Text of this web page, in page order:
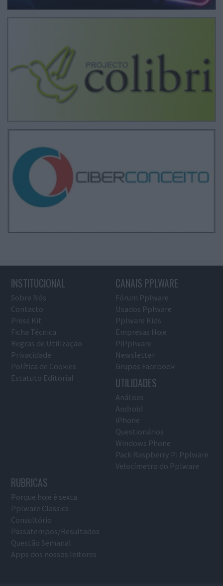
INSTITUCIONAL
Sobre Nós
Contacto
Press Kit
Ficha Técnica
Regras de Utilização
Privacidade
Política de Cookies
Estatuto Editorial
CANAIS PPLWARE
Fórum Pplware
Usados Pplware
Pplware Kids
Empresas Hoje
PiPplware
Newsletter
Grupos Facebook
UTILIDADES
Análises
Android
iPhone
Questionários
Windows Phone
Pack Raspberry Pi Pplware
Velocímetro do Pplware
RUBRICAS
Porque hoje é sexta
Pplware Classics…
Consultório
Passatempos/Resultados
Questão Semanal
Apps dos nossos leitores